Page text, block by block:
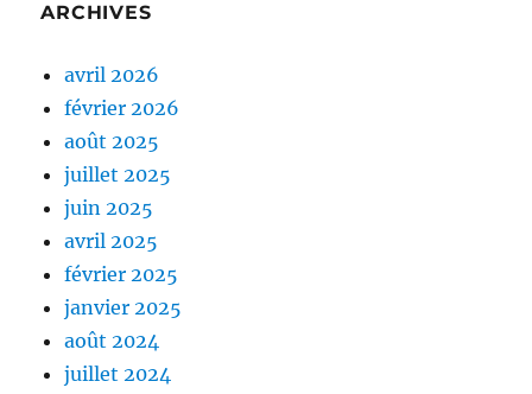
ARCHIVES
avril 2026
février 2026
août 2025
juillet 2025
juin 2025
avril 2025
février 2025
janvier 2025
août 2024
juillet 2024